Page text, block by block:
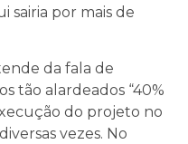
sairia por mais de
da fala de
tão alardeados “40%
do projeto no
vezes. No